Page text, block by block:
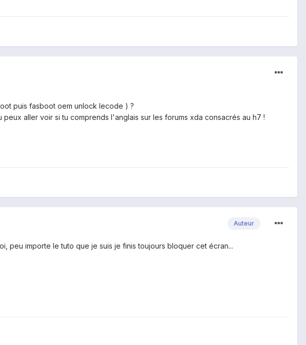
puis fasboot oem unlock lecode ) ?
aller voir si tu comprends l'anglais sur les forums xda consacrés au h7 !
Auteur
peu importe le tuto que je suis je finis toujours bloquer cet écran...